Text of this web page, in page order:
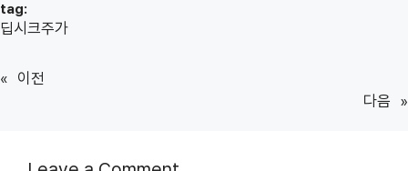
tag:
딥시크주가
« 이전
다음 »